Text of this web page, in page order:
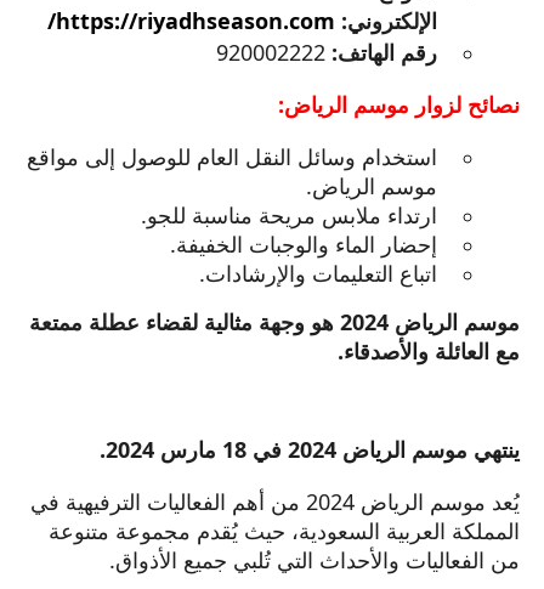
الإلكتروني: https://riyadhseason.com/
رقم الهاتف:
نصائح لزوار موسم الرياض:
استخدام وسائل النقل العام للوصول إلى مواقع
موسم الرياض.
ارتداء ملابس مريحة مناسبة للجو.
إحضار الماء والوجبات الخفيفة.
اتباع التعليمات والإرشادات.
موسم الرياض 2024 هو وجهة مثالية لقضاء عطلة ممتعة
مع العائلة والأصدقاء.
ينتهي موسم الرياض 2024 في 18 مارس 2024.
يُعد موسم الرياض 2024 من أهم الفعاليات الترفيهية في
المملكة العربية السعودية، حيث يُقدم مجموعة متنوعة
من الفعاليات والأحداث التي تُلبي جميع الأذواق.